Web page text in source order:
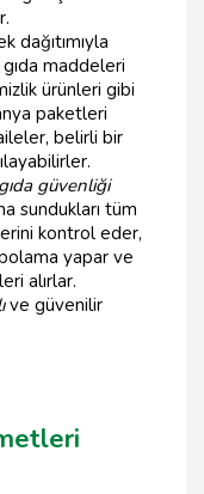
dağıtımıyla
gıda maddeleri
ürünleri gibi
paketleri
belirli bir
gıda güvenliği
sundukları tüm
kontrol eder,
yapar ve
alırlar.
ve güvenilir